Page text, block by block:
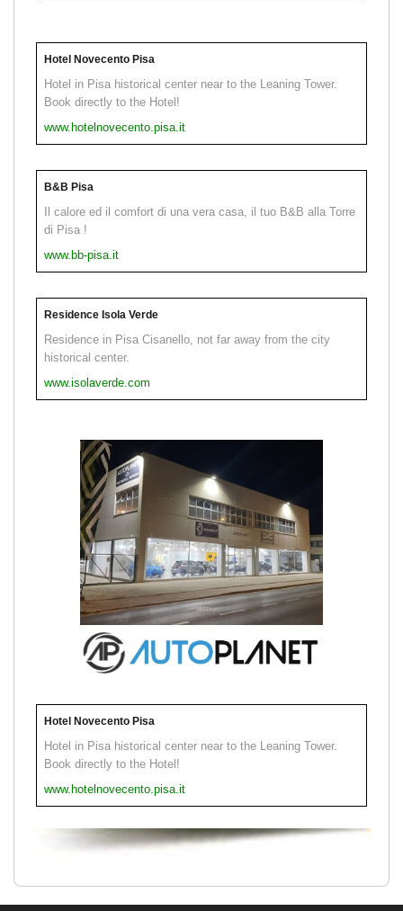
Hotel Novecento Pisa
Hotel in Pisa historical center near to the Leaning Tower.
Book directly to the Hotel!
www.hotelnovecento.pisa.it
B&B Pisa
Il calore ed il comfort di una vera casa, il tuo B&B alla Torre
di Pisa !
www.bb-pisa.it
Residence Isola Verde
Residence in Pisa Cisanello, not far away from the city
historical center.
www.isolaverde.com
Hotel Novecento Pisa
Hotel in Pisa historical center near to the Leaning Tower.
Book directly to the Hotel!
www.hotelnovecento.pisa.it